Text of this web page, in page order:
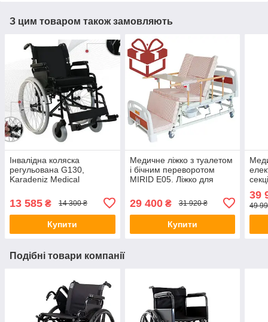
З цим товаром також замовляють
Інвалідна коляска
регульована G130,
Karadeniz Medical
13 585 ₴ 14 300 ₴
Купити
Медичне ліжко з туалетом
і бічним переворотом
MIRID Е05. Ліжко для
інваліда
29 400₴ 31 920 ₴
Купити
39
49
Подібні товари компанії